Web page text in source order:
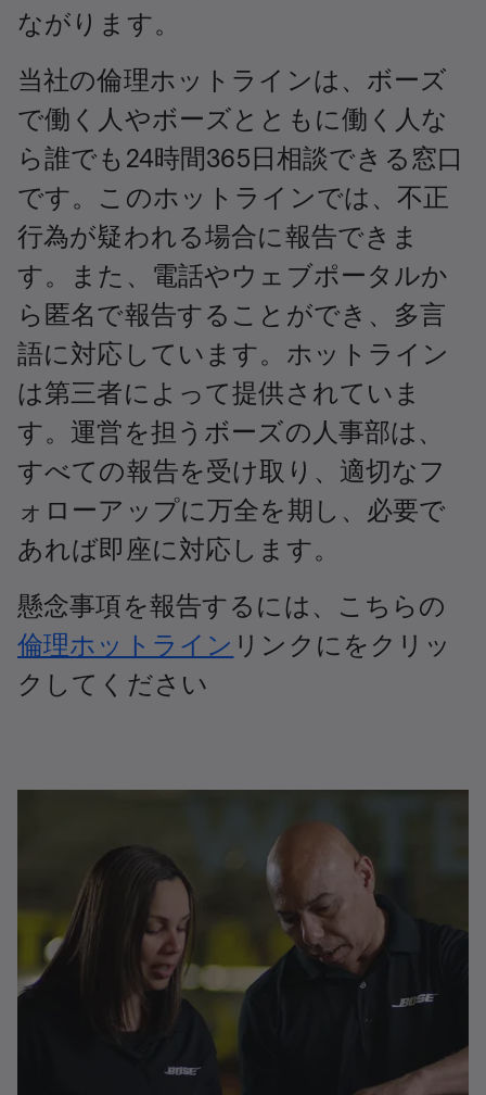
ながります。
当社の倫理ホットラインは、ボーズ
で働く人やボーズとともに働く人な
ら誰でも24時間365日相談できる窓口
です。このホットラインでは、不正
行為が疑われる場合に報告できま
す。また、電話やウェブポータルか
ら匿名で報告することができ、多言
語に対応しています。ホットライン
は第三者によって提供されていま
す。運営を担うボーズの人事部は、
すべての報告を受け取り、適切なフ
ォローアップに万全を期し、必要で
あれば即座に対応します。
懸念事項を報告するには、こちらの
倫理ホットライン リンクにをクリッ
クしてください